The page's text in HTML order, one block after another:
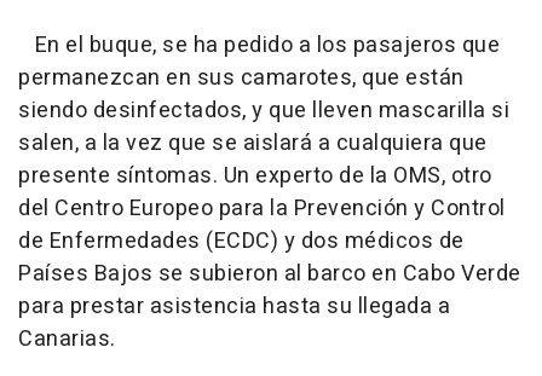
En el buque, se ha pedido a los pasajeros que
permanezcan en sus camarotes, que están
siendo desinfectados, y que lleven mascarilla si
salen, a la vez que se aislará a cualquiera que
presente síntomas. Un experto de la OMS, otro
del Centro Europeo para la Prevención y Control
de Enfermedades (ECDC) y dos médicos de
Países Bajos se subieron al barco en Cabo Verde
para prestar asistencia hasta su llegada a
Canarias.